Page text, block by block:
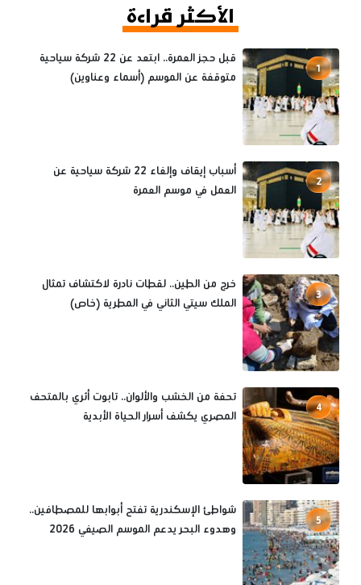
الأكثر قراءة
1
قبل حجز العمرة.. ابتعد عن 22 شركة سياحية
متوقفة عن الموسم (أسماء وعناوين)
2
أسباب إيقاف وإلغاء 22 شركة سياحية عن
العمل في موسم العمرة
3
خرج من الطين.. لقطات نادرة لاكتشاف تمثال
الملك سيتي الثاني في المطرية (خاص)
4
تحفة من الخشب والألوان.. تابوت أثري بالمتحف
المصري يكشف أسرار الحياة الأبدية
5
شواطئ الإسكندرية تفتح أبوابها للمصطافين..
وهدوء البحر يدعم الموسم الصيفي 2026